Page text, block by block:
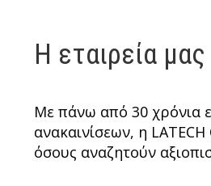
Η εταιρεία μας
Με πάνω από 30 χρόνια
ανακαινίσεων, η
όσους αναζητούν